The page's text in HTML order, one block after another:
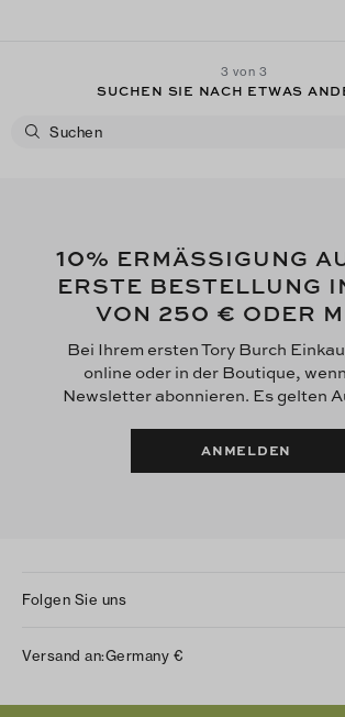
3 von 3
SUCHEN SIE NACH ETWAS
10% ERMÄSSIGUNG
ERSTE BESTELLUNG
VON 250 € ODER
Bei Ihrem ersten Tory Burch
online oder in der Boutique,
Newsletter abonnieren. Es gelten
ANMELDEN
Folgen Sie uns
Twitter
Versand an:Germany €